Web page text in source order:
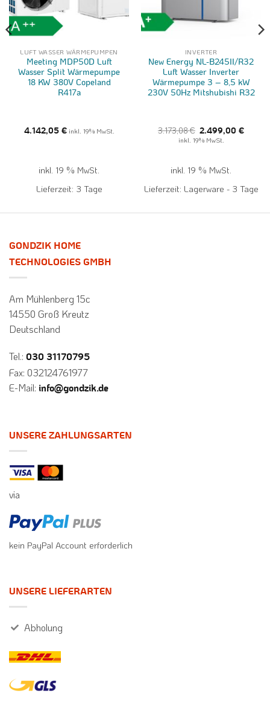
LUFT WASSER WÄRMEPUMPEN
Meeting MDP50D Luft
Wasser Split Wärmepumpe
18 KW 380V Copeland
R417a
4.142,05 € inkl. 19% MwSt.
inkl. 19 % MwSt.
Lieferzeit: 3 Tage
INVERTER
New Energy NL-B245II/R32
Luft Wasser Inverter
Wärmepumpe 3 – 8,5 kW
230V 50Hz Mitshubishi R32
3.173,08€ Ursprünglicher
Preis
war:
2.499,00€
inkl. 19% MwSt.
inkl. 19 % MwSt.
Lieferzeit: Lagerware - 3 Tage
GONDZIK HOME
TECHNOLOGIES GMBH
Am Mühlenberg 15c
14550 Groß Kreutz
Deutschland
Tel.: 030 31170795
Fax: 032124761977
E-Mail: info@gondzik.de
UNSERE ZAHLUNGSARTEN
via
kein PayPal Account erforderlich
UNSERE LIEFERARTEN
Abholung